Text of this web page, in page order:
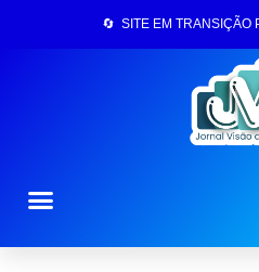
🔄 SITE EM TRANSIÇÃO